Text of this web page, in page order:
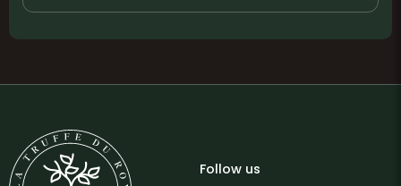
Follow us